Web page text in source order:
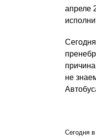
апреле
не
Сегодня